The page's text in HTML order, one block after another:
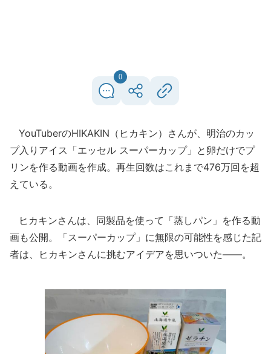
0
YouTuberのHIKAKIN（ヒカキン）さんが、明治のカッ
プ入りアイス「エッセル スーパーカップ」と卵だけでプ
リンを作る動画を作成。再生回数はこれまで476万回を超
えている。
ヒカキンさんは、同製品を使って「蒸しパン」を作る動
画も公開。「スーパーカップ」に無限の可能性を感じた記
者は、ヒカキンさんに挑むアイデアを思いついた――。